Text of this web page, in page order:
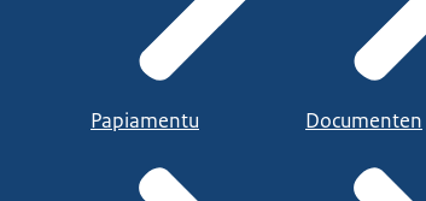
Papiamentu Documenten